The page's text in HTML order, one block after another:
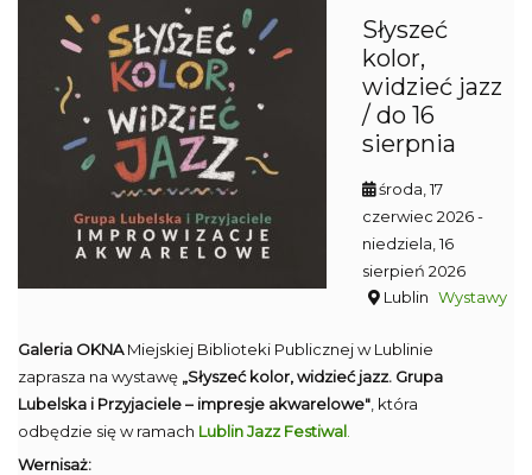
Słyszeć
kolor,
widzieć jazz
/ do 16
sierpnia
środa, 17
czerwiec 2026-
niedziela, 16
sierpień 2026
Lublin Wystawy
Galeria OKNAMiejskiej Biblioteki Publicznej w Lublinie
zaprasza na wystawę „Słyszeć kolor, widzieć jazz. Grupa
Lubelska i Przyjaciele – impresje akwarelowe" , która
odbędzie się w ramach Lublin Jazz Festiwal
Wernisaż: